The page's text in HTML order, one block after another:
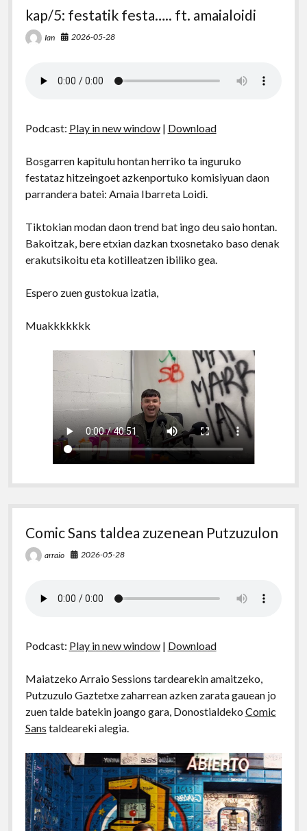
kap/5: festatik festa….. ft. amaialoidi
Ian 2026-05-28
Podcast: Play in new window| Download
Bosgarren kapitulu hontan herriko ta inguruko
festataz hitzeingoet azkenportuko komisiyuan daon
parrandera batei: Amaia Ibarreta Loidi.
Tiktokian modan daon trend bat ingo deu saio hontan.
Bakoitzak, bere etxian dazkan txosnetako baso denak
erakutsikoitu eta kotilleatzen ibiliko gea.
Espero zuen gustokua izatia,
Muakkkkkkk
Comic Sans taldea zuzenean Putzuzulon
arraio 2026-05-28
Podcast: Play in new window| Download
Maiatzeko Arraio Sessions tardearekin amaitzeko,
Putzuzulo Gaztetxe zaharrean azken zarata gauean jo
zuen talde batekin joango gara, Donostialdeko Comic
Sans taldeareki alegia.